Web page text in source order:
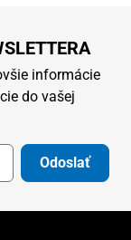
informácie
do vašej
Odoslať